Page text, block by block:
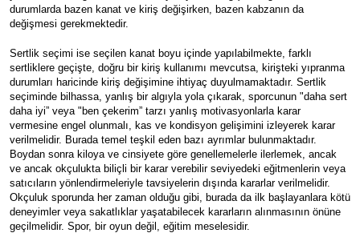
durumlarda bazen kanat ve kiriş değişirken, bazen kabzanın da
değişmesi gerekmektedir.
Sertlik seçimi ise seçilen kanat boyu içinde yapılabilmekte, farklı
sertliklere geçişte, doğru bir kiriş kullanımı mevcutsa, kirişteki yıpranma
durumları haricinde kiriş değişimine ihtiyaç duyulmamaktadır. Sertlik
seçiminde bilhassa, yanlış bir algıyla yola çıkarak, sporcunun "daha sert
daha iyi” veya "ben çekerim” tarzı yanlış motivasyonlarla karar
vermesine engel olunmalı, kas ve kondisyon gelişimini izleyerek karar
verilmelidir. Burada temel teşkil eden bazı ayrımlar bulunmaktadır.
Boydan sonra kiloya ve cinsiyete göre genellemelerle ilerlemek, ancak
ve ancak okçulukta biliçli bir karar verebilir seviyedeki eğitmenlerin veya
satıcıların yönlendirmeleriyle tavsiyelerin dışında kararlar verilmelidir.
Okçuluk sporunda her zaman olduğu gibi, burada da ilk başlayanlara kötü
deneyimler veya sakatlıklar yaşatabilecek kararların alınmasının önüne
geçilmelidir. Spor, bir oyun değil, eğitim meselesidir.